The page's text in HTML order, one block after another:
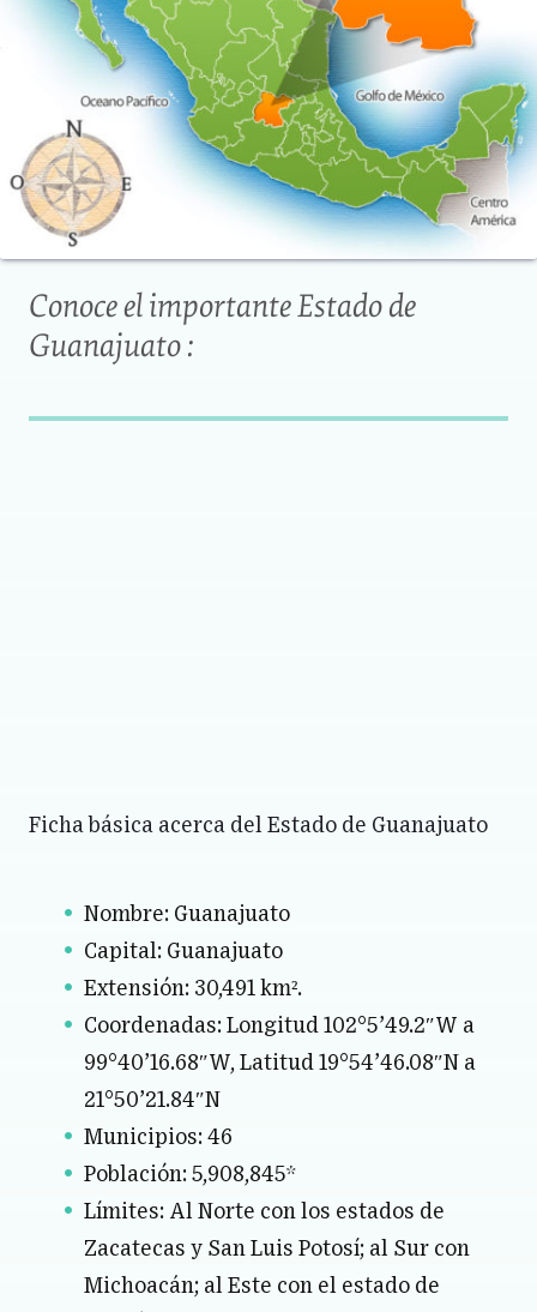
Conoce el importante Estado de
Guanajuato :
Ficha básica acerca del Estado de Guanajuato
Nombre: Guanajuato
Capital: Guanajuato
Extensión: 30,491 km².
Coordenadas:Longitud 102°5’49.2″W a
99°40’16.68″W, Latitud 19°54’46.08″N a
21°50’21.84″N
Municipios: 46
Población: 5,908,845*
Límites: Al Norte con los estados de
Zacatecas y San Luis Potosí; al Sur con
Michoacán; al Este con el estado de